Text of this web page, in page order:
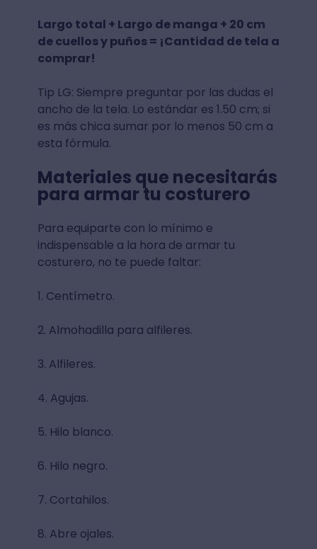
Largo total + Largo de manga + 20 cm
de cuellos y puños = ¡Cantidad de tela a
comprar!
Tip LG: Siempre preguntar por las dudas el
ancho de la tela. Lo estándar es 1.50 cm; si
es más chica sumar por lo menos 50 cm a
esta fórmula.
Materiales que necesitarás
para armar tu costurero
Para equiparte con lo mínimo e
indispensable a la hora de armar tu
costurero, no te puede faltar:
1. Centímetro.
2. Almohadilla para alfileres.
3. Alfileres.
4. Agujas.
5. Hilo blanco.
6. Hilo negro.
7. Cortahilos.
8. Abre ojales.